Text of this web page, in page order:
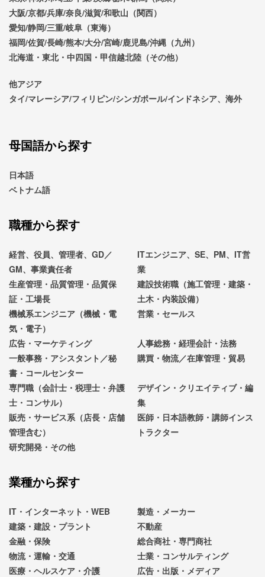
大阪/京都/兵庫/奈良/滋賀/和歌山（関西）
愛知/静岡/三重/岐阜（東海）
福岡/佐賀/長崎/熊本/大分/宮崎/鹿児島/沖縄（九州）
北海道・東北・中四国・甲信越北陸（その他）
他アジア
タイ/マレーシア/フィリピン/シンガポール/インドネシア、海外
母国語から探す
日本語
ベトナム語
職種から探す
経営、役員、管理者、GD／
GM、事業責任者
ITエンジニア、SE、PM、IT営
業
生産管理・品質管理・品質保
証・工場長
建設技術職（施工管理・建築・
土木・内装設備）
機械系エンジニア（機械・電
気・電子）
営業・セールス
広告・マーケティング
人事総務・経理会計・法務
一般事務・アシスタント／秘
書・コールセンター
購買・物流／在庫管理・貿易
専門職（会計士・税理士・弁護
士・コンサル）
デザイン・クリエイティブ・編
集
販売・サービス系（店長・店舗
管理含む）
医師・日本語教師・講師インス
トラクター
研究開発・その他
業種から探す
IT・インターネット・WEB
製造・メーカー
建築・建設・プラント
不動産
金融・保険
総合商社・専門商社
物流・運輸・交通
士業・コンサルティング
医療・ヘルスケア・介護
広告・出版・メディア